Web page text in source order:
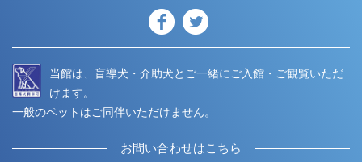
当館は、盲導犬・介助犬とご一緒にご入館・ご観覧いただ
けます。
一般のペットはご同伴いただけません。
お問い合わせはこちら